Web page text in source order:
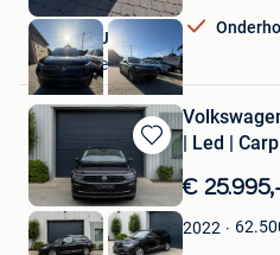
Autos De Jan
Nieuwrode
Bewaren
in
Mijn
Favorieten
| Led |
€
2022